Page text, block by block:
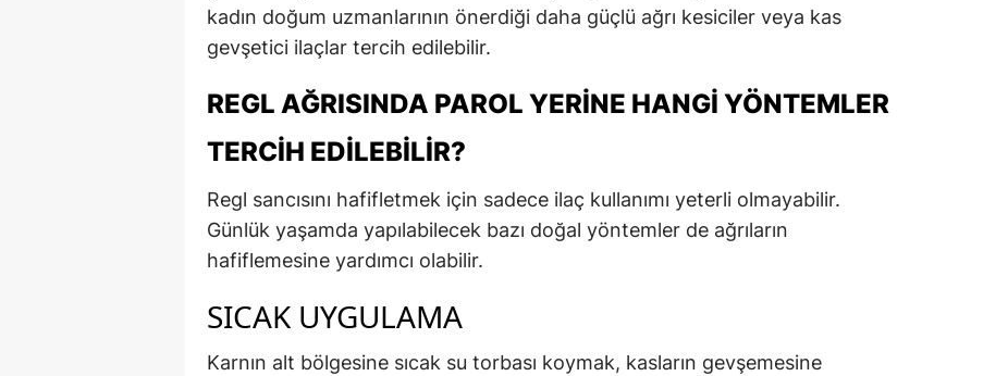
kadın doğum uzmanlarının önerdiği daha güçlü ağrı kesiciler veya kas
gevşetici ilaçlar tercih edilebilir.
REGL AĞRISINDA PAROL YERINE HANGI YÖNTEMLER
TERCIH EDILEBILIR?
Regl sancısını hafifletmek için sadece ilaç kullanımı yeterli olmayabilir.
Günlük yaşamda yapılabilecek bazı doğal yöntemler de ağrıların
hafiflemesine yardımcı olabilir.
SICAK UYGULAMA
Karnın alt bölgesine sıcak su torbası koymak, kasların gevşemesine